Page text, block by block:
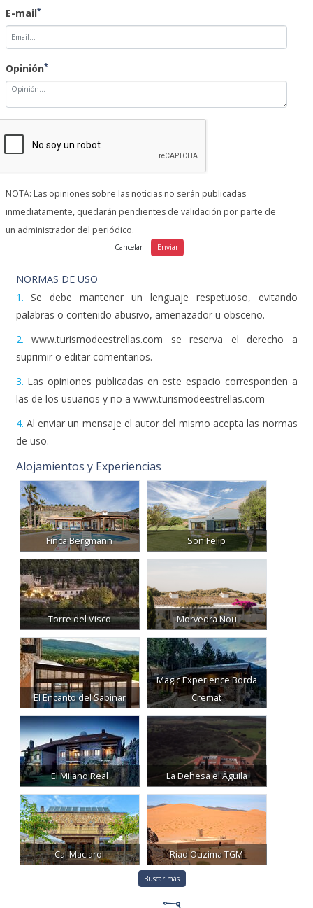
*
Opinión *
NOTA: Las opiniones sobre las noticias no serán publicadas
inmediatamente, quedarán pendientes de validación por parte de
un administrador del periódico.
Se debe mantener un lenguaje respetuoso, evitando
palabras o contenido abusivo, amenazador u obsceno.
suprimir o editar comentarios.
Las opiniones publicadas en este espacio corresponden a
las de los usuarios y no a www.turismodeestrellas.com
Al enviar un mensaje el autor del mismo acepta las normas
Alojamientos y Experiencias
Finca Bergmann Son Felip
Torre del Visco Morvedra Nou
El Encanto del Sabinar
Magic Experience Borda
Cremat
El Milano Real La Dehesa el Águila
Cal Maciarol Riad Ouzima TGM
Buscar más